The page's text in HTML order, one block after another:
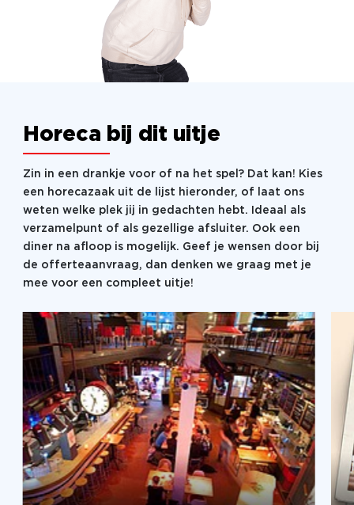
Horeca bij dit uitje
Zin in een drankje voor of na het spel? Dat kan! Kies
een horecazaak uit de lijst hieronder, of laat ons
weten welke plek jij in gedachten hebt. Ideaal als
verzamelpunt of als gezellige afsluiter. Ook een
diner na afloop is mogelijk. Geef je wensen door bij
de offerteaanvraag, dan denken we graag met je
mee voor een compleet uitje!